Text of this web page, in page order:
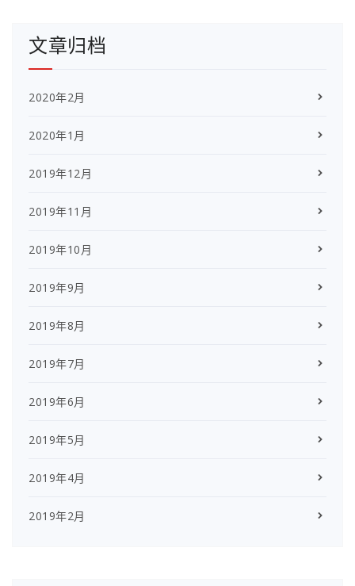
文章归档
2020年2月
2020年1月
2019年12月
2019年11月
2019年10月
2019年9月
2019年8月
2019年7月
2019年6月
2019年5月
2019年4月
2019年2月